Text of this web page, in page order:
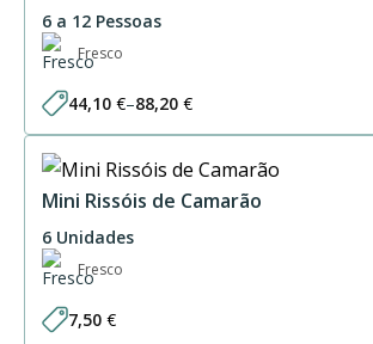
6 a 12 Pessoas
Fresco
44,10 €–88,20 €
Price
range:
through
88,20 €
Mini Rissóis de Camarão
6 Unidades
Fresco
7,50 €